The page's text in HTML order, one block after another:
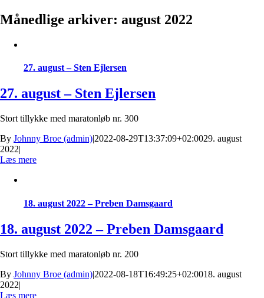
Månedlige arkiver: august 2022
27. august – Sten Ejlersen
27. august – Sten Ejlersen
Stort tillykke med maratonløb nr. 300
By Johnny Broe (admin)|2022-08-29T13:37:09+02:0029. august
2022|
Læs mere
18. august 2022 – Preben Damsgaard
18. august 2022 – Preben Damsgaard
Stort tillykke med maratonløb nr. 200
By Johnny Broe (admin)|2022-08-18T16:49:25+02:0018. august
2022|
Læs mere